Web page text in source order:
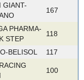
GIANT-
167
PHARMA-
STEP
118
BELISOL 117
100